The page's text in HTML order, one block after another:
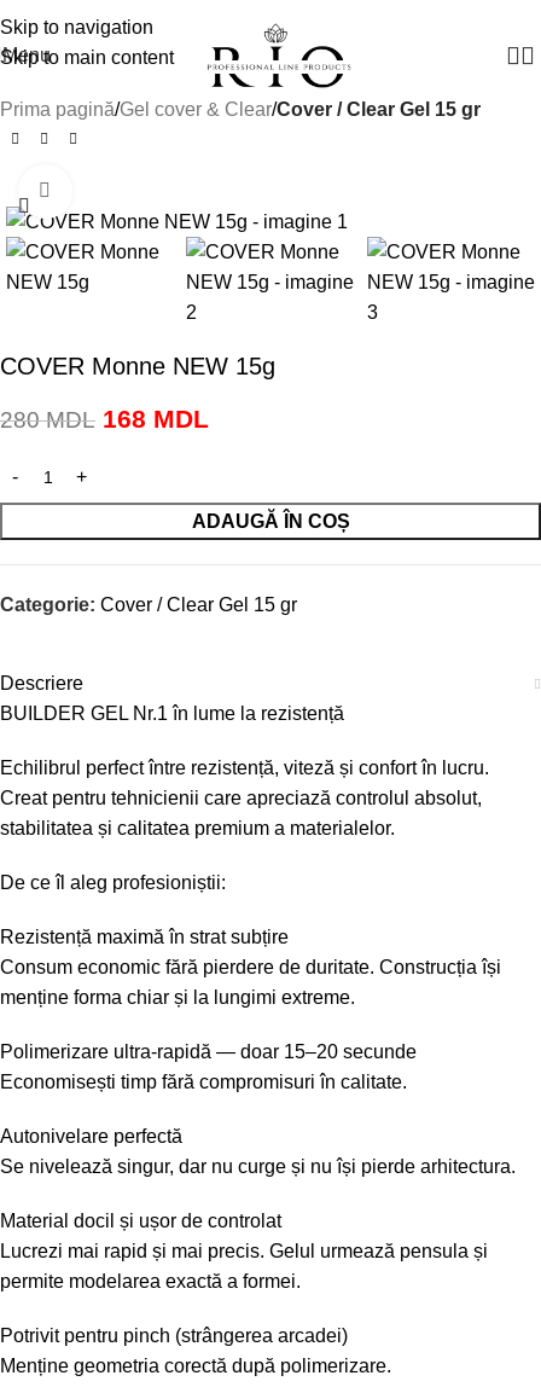
Skip to navigation
Skip to main content
Menu
Prima pagină Gel cover & Clear Cover / Clear Gel 15 gr
COVER Monne NEW 15g
280MDL 168 MDL
ADAUGĂ ÎN COȘ
Categorie: Cover / Clear Gel 15 gr
Descriere
BUILDER GEL Nr.1 în lume la rezistență
Echilibrul perfect între rezistență, viteză și confort în lucru.
Creat pentru tehnicienii care apreciază controlul absolut,
stabilitatea și calitatea premium a materialelor.
De ce îl aleg profesioniștii:
Rezistență maximă în strat subțire
Consum economic fără pierdere de duritate. Construcția își
menține forma chiar și la lungimi extreme.
Polimerizare ultra-rapidă — doar 15–20 secunde
Economisești timp fără compromisuri în calitate.
Autonivelare perfectă
Se nivelează singur, dar nu curge și nu își pierde arhitectura.
Material docil și ușor de controlat
Lucrezi mai rapid și mai precis. Gelul urmează pensula și
permite modelarea exactă a formei.
Potrivit pentru pinch (strângerea arcadei)
Menține geometria corectă după polimerizare.